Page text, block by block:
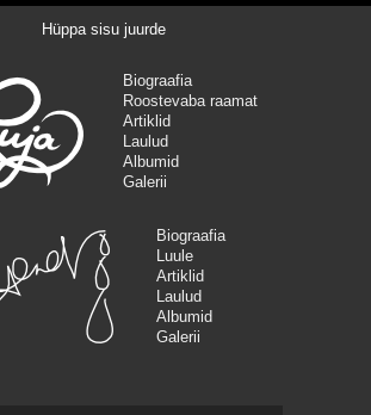
Hüppa sisu juurde
Biograafia
Roostevaba raamat
Artiklid
Laulud
Albumid
Galerii
Biograafia
Luule
Artiklid
Laulud
Albumid
Galerii